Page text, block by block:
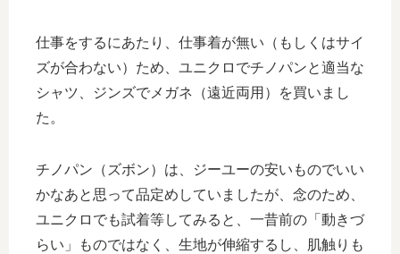
仕事をするにあたり、仕事着が無い（もしくはサイ
ズが合わない）ため、ユニクロでチノパンと適当な
シャツ、ジンズでメガネ（遠近両用）を買いまし
た。
チノパン（ズボン）は、ジーユーの安いものでいい
かなあと思って品定めしていましたが、念のため、
ユニクロでも試着等してみると、一昔前の「動きづ
らい」ものではなく、生地が伸縮するし、肌触りも